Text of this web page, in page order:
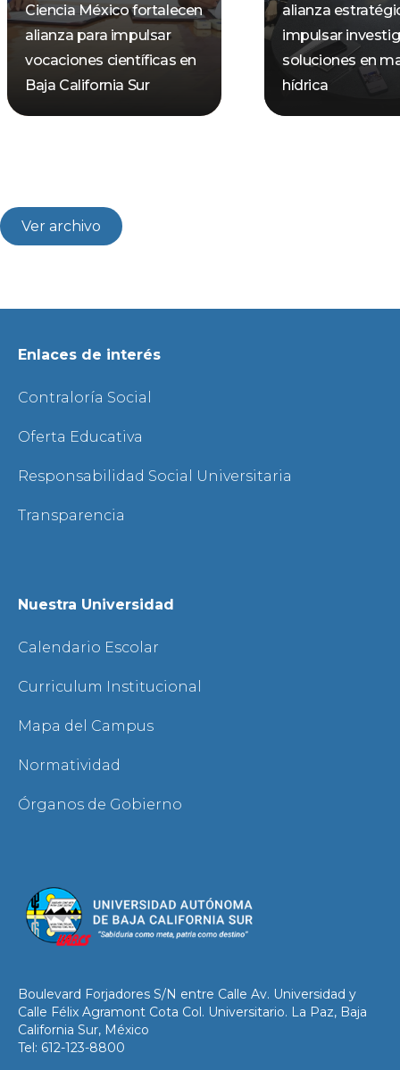
Ciencia México fortalecen
alianza para impulsar
vocaciones científicas en
Baja California Sur
alianza
impulsar
soluciones en
hídrica
Ver archivo
Enlaces de interés
Contraloría Social
Oferta Educativa
Responsabilidad Social Universitaria
Transparencia
Nuestra Universidad
Calendario Escolar
Curriculum Institucional
Mapa del Campus
Normatividad
Órganos de Gobierno
Boulevard Forjadores S/N entre Calle Av. Universidad y
Calle Félix Agramont Cota Col. Universitario. La Paz, Baja
California Sur, México
Tel: 612-123-8800